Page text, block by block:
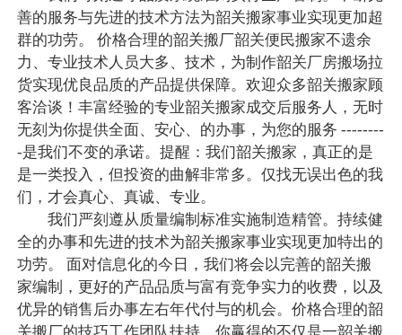
善的服务与先进的技术方法为韶关搬家事业实现更加超
群的功劳。 价格合理的韶关搬厂韶关便民搬家不遗余
力、专业技术人员大多、技术，为制作韶关厂房搬场拉
货实现优良品质的产品提供保障。欢迎众多韶关搬家顾
客洽谈！丰富经验的专业韶关搬家成交后服务人，无时
无刻为你提供全面、安心、的办事，为您的服务 --------
-是我们不变的承诺。提醒：我们韶关搬家，真正的是
是一类投入，但投资的曲解非常多。仅找无误出色的我
们，才会真心、真诚、专业。
我们严刻遵从质量编制标准实施制造精管。持续健
全的办事和先进的技术为韶关搬家事业实现更加特出的
功劳。 面对信息化的今日，我们将会以完善的韶关搬
家编制，更好的产品品质与富有竞争实力的收费，以及
优异的销售后办事左右年代付与的机会。价格合理的韶